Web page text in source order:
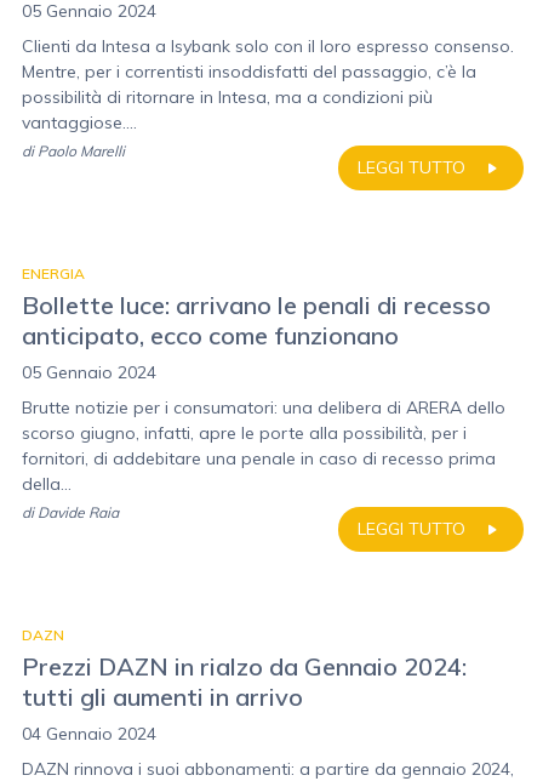
05 Gennaio 2024
Clienti da Intesa a Isybank solo con il loro espresso consenso.
Mentre, per i correntisti insoddisfatti del passaggio, c’è la
possibilità di ritornare in Intesa, ma a condizioni più
vantaggiose....
LEGGI TUTTO
di Paolo Marelli
ENERGIA
Bollette luce: arrivano le penali di recesso
anticipato, ecco come funzionano
05 Gennaio 2024
Brutte notizie per i consumatori: una delibera di ARERA dello
scorso giugno, infatti, apre le porte alla possibilità, per i
fornitori, di addebitare una penale in caso di recesso prima
della...
LEGGI TUTTO
di Davide Raia
DAZN
Prezzi DAZN in rialzo da Gennaio 2024:
tutti gli aumenti in arrivo
04 Gennaio 2024
DAZN rinnova i suoi abbonamenti: a partire da gennaio 2024,